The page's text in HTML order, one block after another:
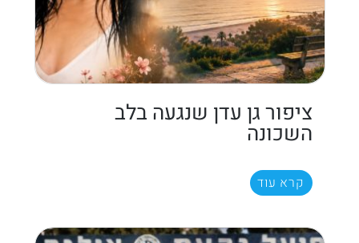
ציפור גן עדן שנגעה בלב
השכונה
קרא עוד